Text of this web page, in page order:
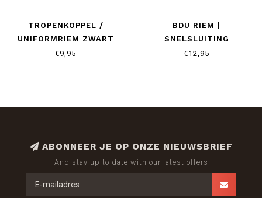
TROPENKOPPEL /
UNIFORMRIEM ZWART
€9,95
BDU RIEM |
SNELSLUITING
€12,95
ABONNEER JE OP ONZE NIEUWSBRIEF
And stay up to date with our latest offers